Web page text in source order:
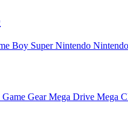
Boy Super Nintendo
Game GearMega Drive Mega